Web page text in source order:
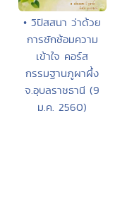
• วิปัสสนา ว่าด้วย
การซักซ้อมความ
เข้าใจ คอร์ส
กรรมฐานภูผาผึ้ง
จ.อุบลราชธานี (9
ม.ค. 2560)